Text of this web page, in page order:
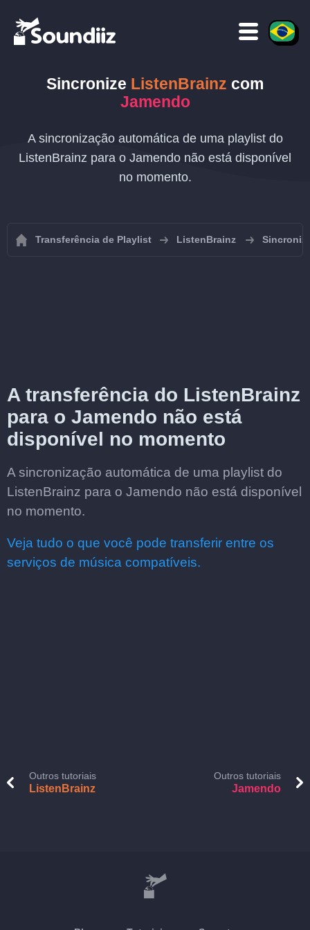
Sincronize ListenBrainz com
Jamendo
A sincronização automática de uma playlist do
ListenBrainz para o Jamendo não está disponível
no momento.
Transferência de Playlist ListenBrainz
A transferência do ListenBrainz
para o Jamendo não está
disponível no momento
A sincronização automática de uma playlist do
ListenBrainz para o Jamendo não está disponível
no momento.
Veja tudo o que você pode transferir entre os
serviços de música compatíveis.
Outros tutoriais
ListenBrainz
Outros tutoriais
Jamendo